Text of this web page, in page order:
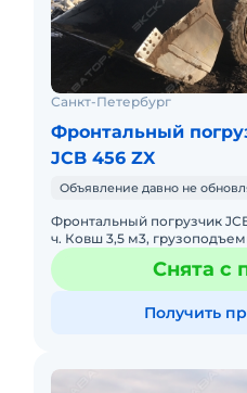
Санкт-Петербург
Фронтальный
JCB 456 ZX
Объявление давно не
Фронтальный погрузчик
ч. Ковш 3,5 м3,
тонны. Габариты
состояни
Снята с
Получить